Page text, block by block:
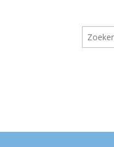
Zoeken
naar: